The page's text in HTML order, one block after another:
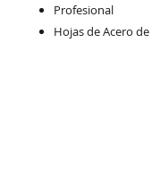
Profesional
Hojas de Acero